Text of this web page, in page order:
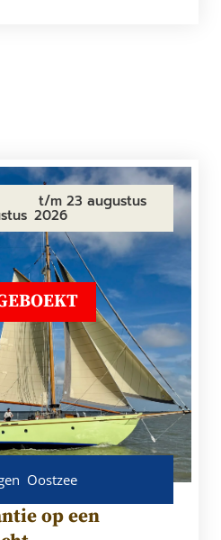
t/m 23 augustus
2026
Oostzee
op een